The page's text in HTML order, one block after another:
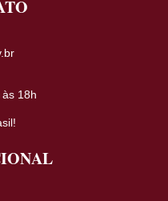
18h